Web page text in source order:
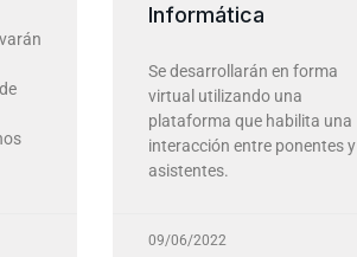
Informática
Se desarrollarán en forma
virtual utilizando una
plataforma que habilita una
interacción entre ponentes y
asistentes.
09/06/2022